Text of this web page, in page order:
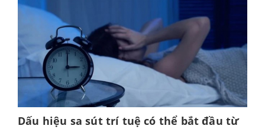
Dấu hiệu sa sút trí tuệ có thể bắt đầu từ